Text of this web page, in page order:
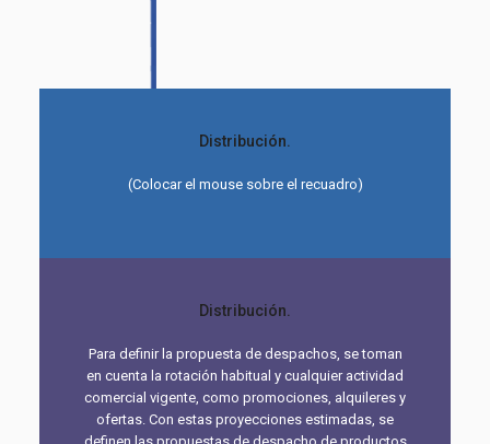
Distribución.
(Colocar el mouse sobre el recuadro)
Distribución.
Para definir la propuesta de despachos, se toman
en cuenta la rotación habitual y cualquier actividad
comercial vigente, como promociones, alquileres y
ofertas. Con estas proyecciones estimadas, se